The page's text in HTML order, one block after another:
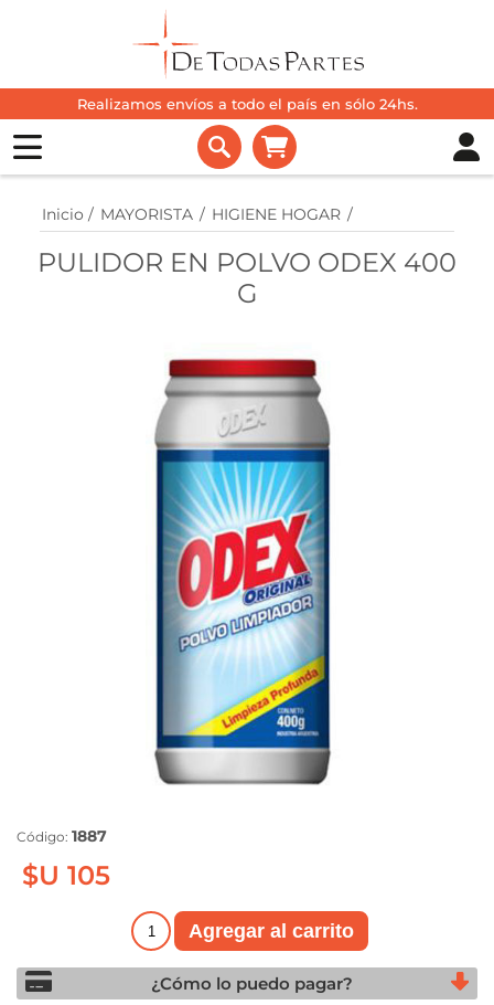
Realizamos envíos a todo el país en sólo 24hs.
Inicio / MAYORISTA / HIGIENE HOGAR /
PULIDOR EN POLVO ODEX 400
G
Código: 1887
$U 105
¿Cómo lo puedo pagar?